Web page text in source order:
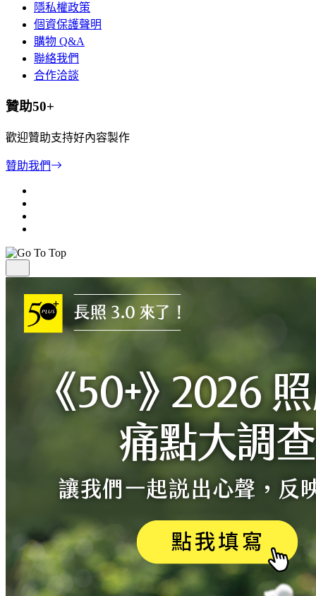
隱私權政策
個資保護聲明
購物 Q&A
聯絡我們
合作洽談
贊助50+
歡迎贊助支持好內容製作
贊助我們